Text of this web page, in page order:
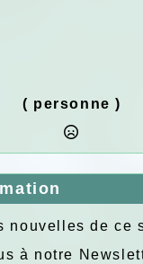
( personne )
nouvelles de ce
à notre